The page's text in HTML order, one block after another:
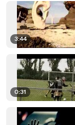
3:44
0:31